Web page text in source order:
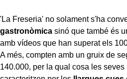
'La Freseria' no solament s'ha
gastronòmica sinó que també és
amb vídeos que han superat els
A més, compten amb un gruix de
140.000, per la qual cosa les